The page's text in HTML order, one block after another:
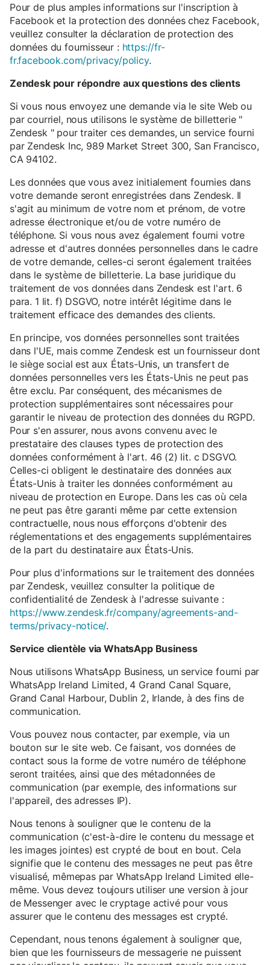
Pour de plus amples informations sur l'inscription à
Facebook et la protection des données chez Facebook,
veuillez consulter la déclaration de protection des
données du fournisseur : https://fr-
fr.facebook.com/privacy/policy.
Zendesk pour répondre aux questions des clients
Si vous nous envoyez une demande via le site Web ou
par courriel, nous utilisons le système de billetterie "
Zendesk " pour traiter ces demandes, un service fourni
par Zendesk Inc, 989 Market Street 300, San Francisco,
CA 94102.
Les données que vous avez initialement fournies dans
votre demande seront enregistrées dans Zendesk. Il
s'agit au minimum de votre nom et prénom, de votre
adresse électronique et/ou de votre numéro de
téléphone. Si vous nous avez également fourni votre
adresse et d'autres données personnelles dans le cadre
de votre demande, celles-ci seront également traitées
dans le système de billetterie. La base juridique du
traitement de vos données dans Zendesk est l'art. 6
para. 1 lit. f) DSGVO, notre intérêt légitime dans le
traitement efficace des demandes des clients.
En principe, vos données personnelles sont traitées
dans l'UE, mais comme Zendesk est un fournisseur dont
le siège social est aux États-Unis, un transfert de
données personnelles vers les États-Unis ne peut pas
être exclu. Par conséquent, des mécanismes de
protection supplémentaires sont nécessaires pour
garantir le niveau de protection des données du RGPD.
Pour s'en assurer, nous avons convenu avec le
prestataire des clauses types de protection des
données conformément à l'art. 46 (2) lit. c DSGVO.
Celles-ci obligent le destinataire des données aux
États-Unis à traiter les données conformément au
niveau de protection en Europe. Dans les cas où cela
ne peut pas être garanti même par cette extension
contractuelle, nous nous efforçons d'obtenir des
réglementations et des engagements supplémentaires
de la part du destinataire aux États-Unis.
Pour plus d'informations sur le traitement des données
par Zendesk, veuillez consulter la politique de
confidentialité de Zendesk à l'adresse suivante :
https://www.zendesk.fr/company/agreements-and-
terms/privacy-notice/.
Service clientèle via WhatsApp Business
Nous utilisons WhatsApp Business, un service fourni par
WhatsApp Ireland Limited, 4 Grand Canal Square,
Grand Canal Harbour, Dublin 2, Irlande, à des fins de
communication.
Vous pouvez nous contacter, par exemple, via un
bouton sur le site web. Ce faisant, vos données de
contact sous la forme de votre numéro de téléphone
seront traitées, ainsi que des métadonnées de
communication (par exemple, des informations sur
l'appareil, des adresses IP).
Nous tenons à souligner que le contenu de la
communication (c'est-à-dire le contenu du message et
les images jointes) est crypté de bout en bout. Cela
signifie que le contenu des messages ne peut pas être
visualisé, mêmepas par WhatsApp Ireland Limited elle-
même. Vous devez toujours utiliser une version à jour
de Messenger avec le cryptage activé pour vous
assurer que le contenu des messages est crypté.
Cependant, nous tenons également à souligner que,
bien que les fournisseurs de messagerie ne puissent